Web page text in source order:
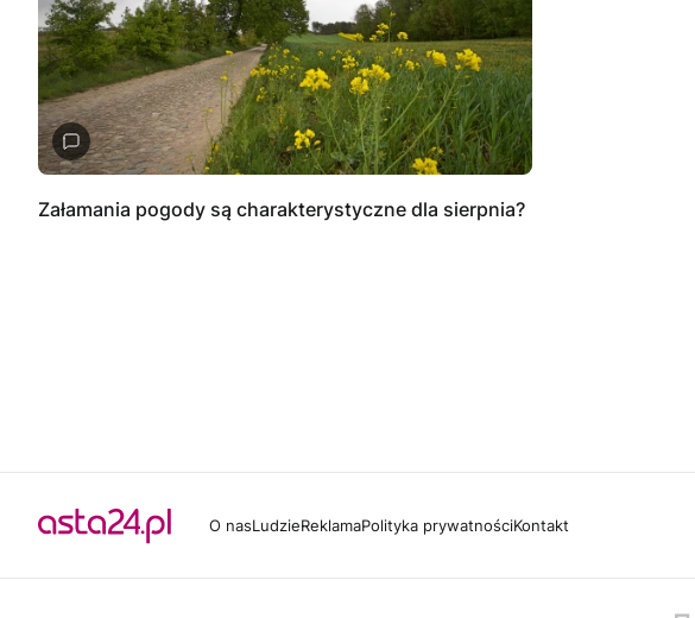
Załamania pogody są charakterystyczne dla sierpnia?
O nasLudzieReklamaPolityka prywatnościKontakt